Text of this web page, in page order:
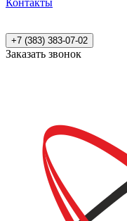
Контакты
+7 (383) 383-07-02
Заказать звонок